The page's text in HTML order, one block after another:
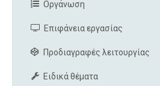
Οργάνωση
Επιφάνεια εργασίας
Προδιαγραφές λειτουργίας
Ειδικά θέματα